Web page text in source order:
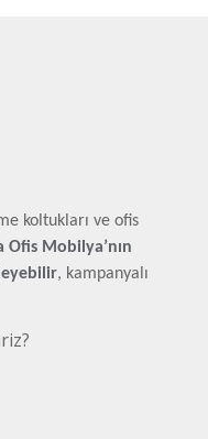
koltukları ve ofis
Ofis Mobilya’nın
, kampanyalı